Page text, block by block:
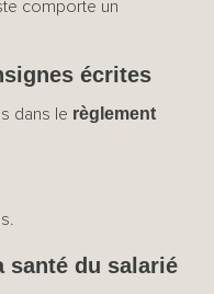
comporte un
écrites
dans le règlement
santé du salarié